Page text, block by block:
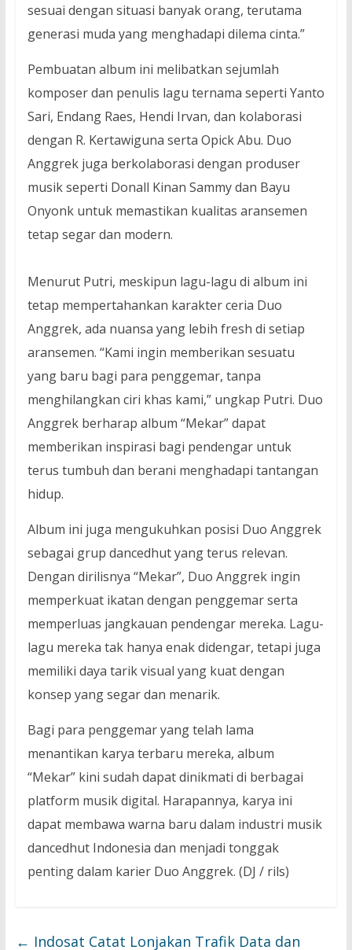
sesuai dengan situasi banyak orang, terutama
generasi muda yang menghadapi dilema cinta.”
Pembuatan album ini melibatkan sejumlah
komposer dan penulis lagu ternama seperti Yanto
Sari, Endang Raes, Hendi Irvan, dan kolaborasi
dengan R. Kertawiguna serta Opick Abu. Duo
Anggrek juga berkolaborasi dengan produser
musik seperti Donall Kinan Sammy dan Bayu
Onyonk untuk memastikan kualitas aransemen
tetap segar dan modern.
Menurut Putri, meskipun lagu-lagu di album ini
tetap mempertahankan karakter ceria Duo
Anggrek, ada nuansa yang lebih fresh di setiap
aransemen. “Kami ingin memberikan sesuatu
yang baru bagi para penggemar, tanpa
menghilangkan ciri khas kami,” ungkap Putri. Duo
Anggrek berharap album “Mekar” dapat
memberikan inspirasi bagi pendengar untuk
terus tumbuh dan berani menghadapi tantangan
hidup.
Album ini juga mengukuhkan posisi Duo Anggrek
sebagai grup dancedhut yang terus relevan.
Dengan dirilisnya “Mekar”, Duo Anggrek ingin
memperkuat ikatan dengan penggemar serta
memperluas jangkauan pendengar mereka. Lagu-
lagu mereka tak hanya enak didengar, tetapi juga
memiliki daya tarik visual yang kuat dengan
konsep yang segar dan menarik.
Bagi para penggemar yang telah lama
menantikan karya terbaru mereka, album
“Mekar” kini sudah dapat dinikmati di berbagai
platform musik digital. Harapannya, karya ini
dapat membawa warna baru dalam industri musik
dancedhut Indonesia dan menjadi tonggak
penting dalam karier Duo Anggrek. (DJ / rils)
← Indosat Catat Lonjakan Trafik Data dan